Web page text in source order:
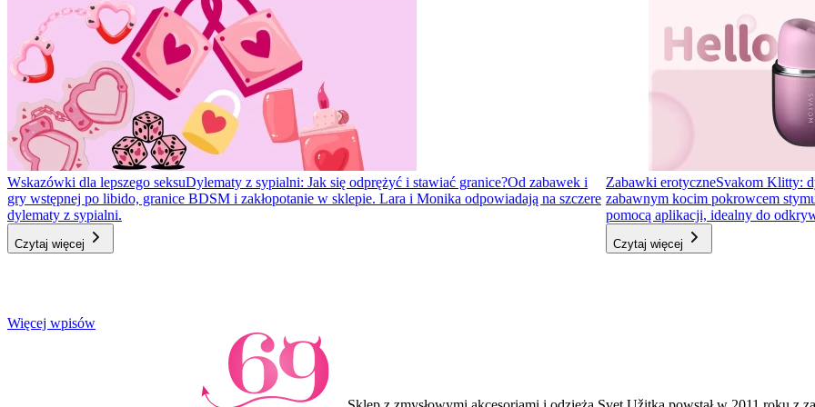
Wskazówki dla lepszego seksuDylematy z sypialni: Jak się odprężyć i stawiać granice?Od zabawek i
gry wstępnej po libido, granice BDSM i zakłopotanie w sklepie. Lara i Monika odpowiadają na szczere
dylematy z sypialni.
Czytaj więcej
Zabawki erotyczneSvakom Klitty:
zabawnym kocim pokrowcem
pomocą aplikacji, idealny do
Czytaj więcej
Item
Więcej wpisów